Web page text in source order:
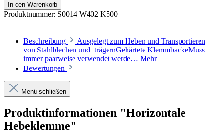
In den Warenkorb
Produktnummer: S0014 W402 K500
Beschreibung
Ausgelegt zum Heben und Transportieren
von Stahlblechen und -trägernGehärtete KlemmbackeMuss
immer paarweise verwendet werde… Mehr
Bewertungen
Menü schließen
Produktinformationen "Horizontale
Hebeklemme"